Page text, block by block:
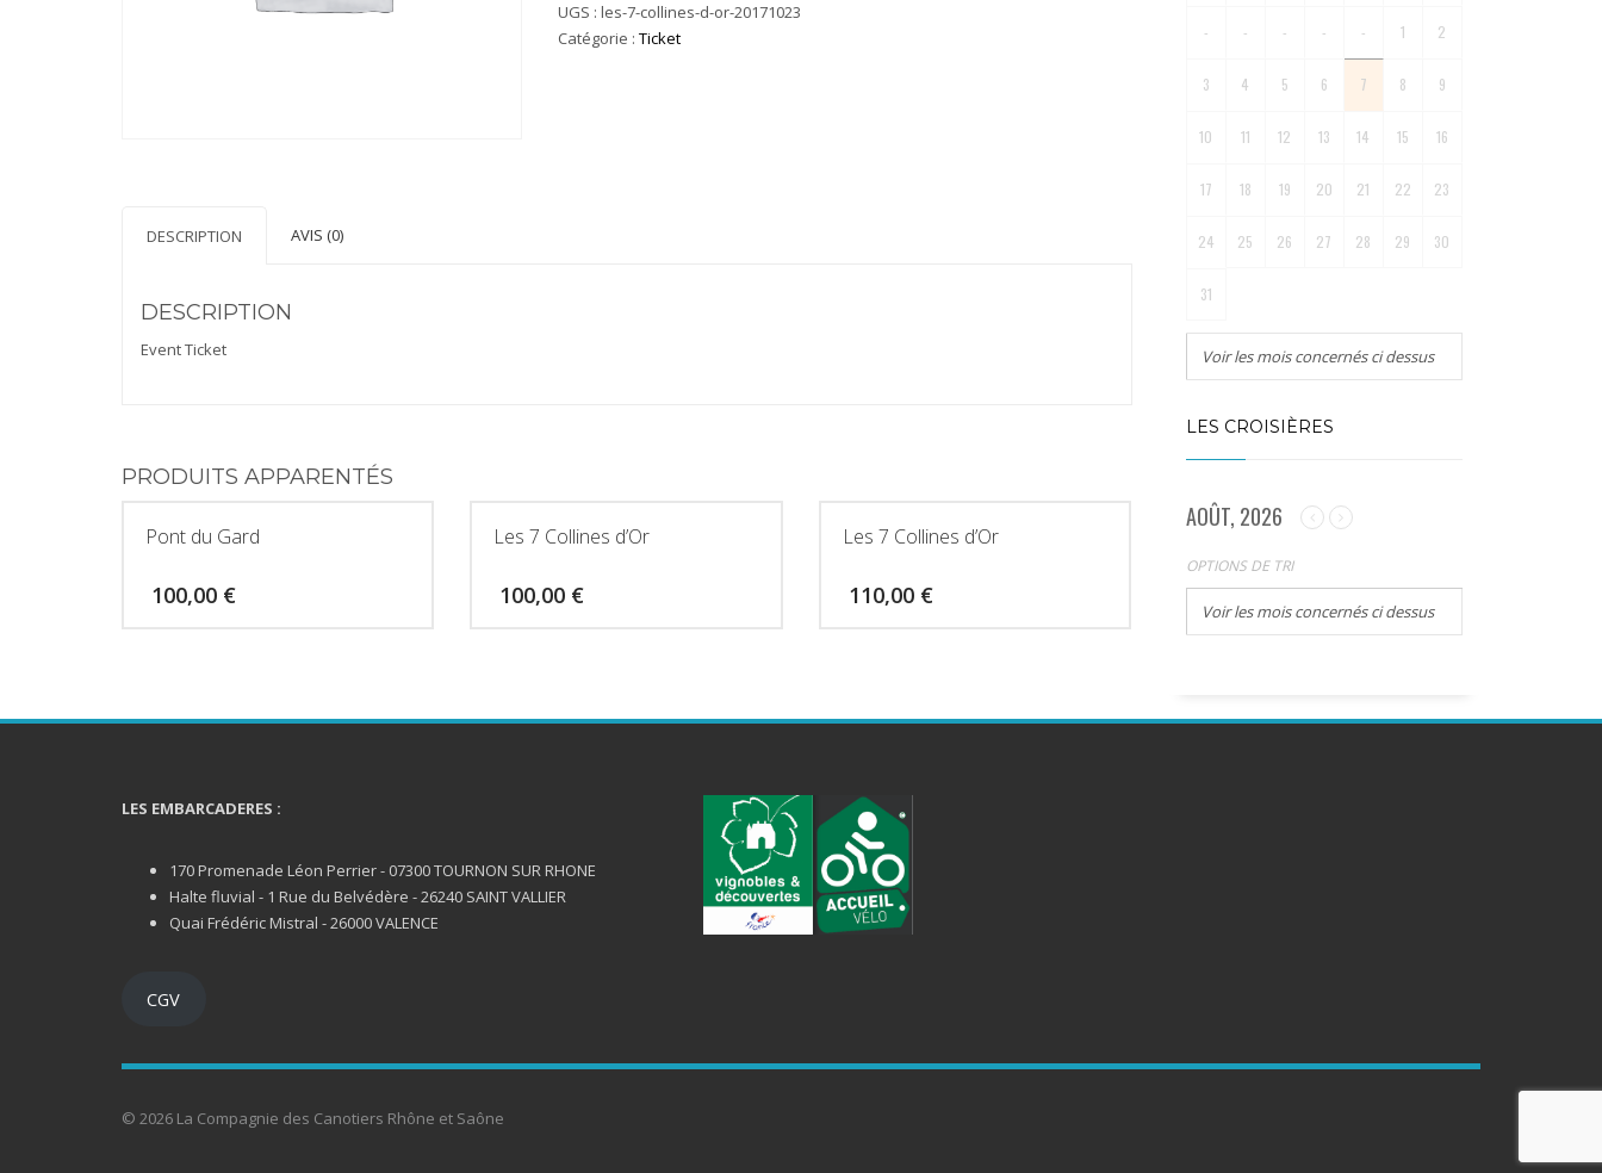
7
Collines
UGS : les-7-collines-d-or-20171023
Catégorie : Ticket
DESCRIPTION AVIS (0)
DESCRIPTION
Event Ticket
PRODUITS APPARENTÉS
Pont du Gard
100,00 €
Les 7 Collines d’Or
100,00 €
Les 7 Collines d’Or
110,00 €
- - - - - 1 2
3 4 5 6 7 8 9
10 11 12 13 14 15 16
17 18 19 20 21 22 23
24 25 26 27 28 29 30
31
Voir les mois concernés ci dessus
LES CROISIÈRES
AOÛT, 2026
OPTIONS DE TRI
Voir les mois concernés ci dessus
LES EMBARCADERES :
170 Promenade Léon Perrier - 07300 TOURNON SUR RHONE
Halte fluvial - 1 Rue du Belvédère - 26240 SAINT VALLIER
Quai Frédéric Mistral - 26000 VALENCE
CGV
© 2026 La Compagnie des Canotiers Rhône et Saône